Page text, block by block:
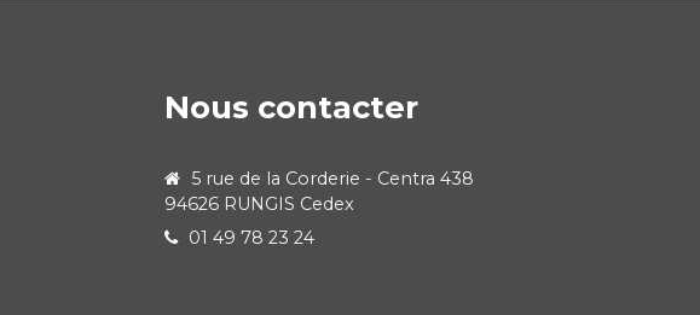
Nous contacter
5 rue de la Corderie - Centra 438
94626 RUNGIS Cedex
01 49 78 23 24